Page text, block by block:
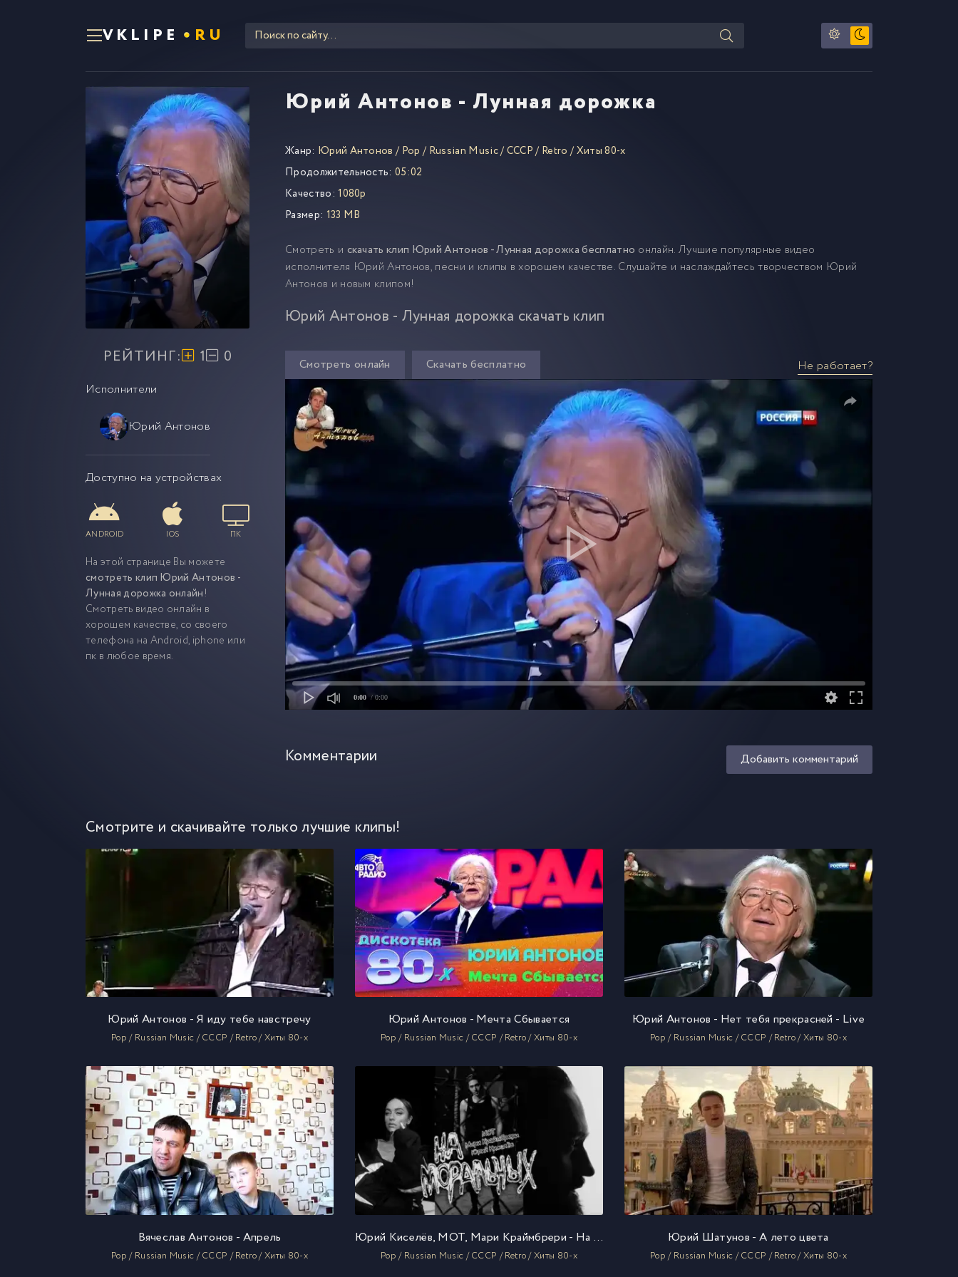
VKLIPE RU
Юрий Антонов - Лунная дорожка
РЕЙТИНГ: 1 0
Исполнители
Юрий Антонов
Доступно на устройствах
ANDROID IOS ПК
На этой странице Вы можете
смотреть клип Юрий Антонов -
Лунная дорожка онлайн!
Смотреть видео онлайн в
хорошем качестве, со своего
телефона на Android, iphone или
пк в любое время.
Жанр: Юрий Антонов / Pop / Russian Music/СССР/ Retro /Хиты 80-х
Продолжительность: 05:02
Качество: 1080p
Размер: 133 MB
Смотреть и скачать клип Юрий Антонов - Лунная дорожка бесплатно онлайн. Лучшие популярные видео
исполнителя Юрий Антонов, песни и клипы в хорошем качестве. Слушайте и наслаждайтесь творчеством Юрий
Антонов и новым клипом!
Юрий Антонов - Лунная дорожка скачать клип
Смотреть онлайн Скачать бесплатно Не работает?
0:00 / 0:00
Комментарии Добавить комментарий
Смотрите и скачивайте только лучшие клипы!
Юрий Антонов - Я иду тебе навстречу
Pop / Russian Music / СССР / Retro / Хиты 80-х
Юрий Антонов - Мечта Сбывается
Pop / Russian Music / СССР / Retro / Хиты 80-х
Юрий Антонов - Нет тебя прекрасней - Live
Pop / Russian Music / СССР / Retro / Хиты 80-х
Вячеслав Антонов - Апрель
Pop / Russian Music / СССР / Retro / Хиты 80-х
Юрий Киселёв, МОТ, Мари Краймбрери - На моральных
Pop / Russian Music / СССР / Retro / Хиты 80-х
Юрий Шатунов - А лето цвета
Pop / Russian Music / СССР / Retro / Хиты 80-х